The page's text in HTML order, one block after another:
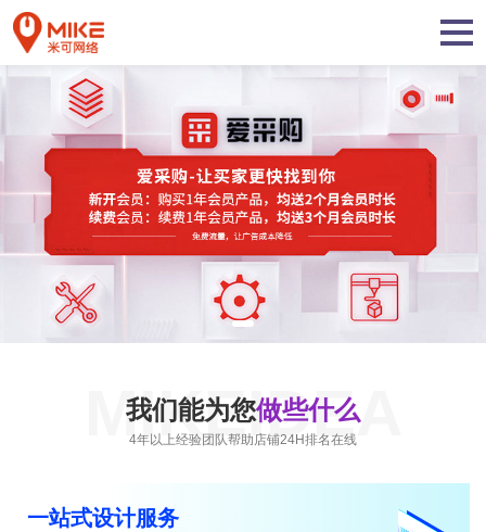
我们能为您做些什么
4年以上经验团队帮助店铺24H排名在线
MIKEIDEA
一站式设计服务